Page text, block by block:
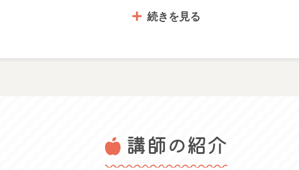
続きを見る
学校で使う水彩絵の具セット＆筆洗い用のバ
れてもよい服装でお越しください
講師の紹介